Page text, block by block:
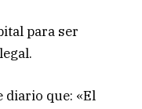
para ser
diario que: «El